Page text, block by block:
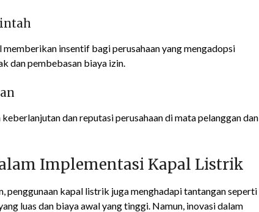
insentif bagi perusahaan yang mengadopsi
dan pembebasan biaya izin.
dan reputasi perusahaan di mata pelanggan dan
Implementasi Kapal Listrik
penggunaan kapal listrik juga menghadapi tantangan seperti
luas dan biaya awal yang tinggi. Namun, inovasi dalam